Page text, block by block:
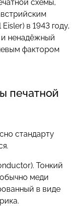
схемы,
в 1943 году,
ненадёжный
фактором
печатной
стандарту
Тонкий
меди
в виде